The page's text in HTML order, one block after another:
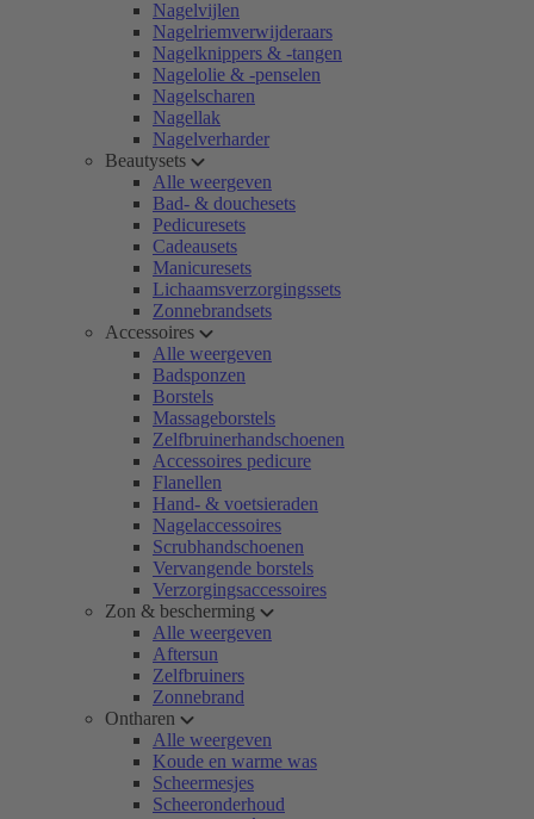
Nagelvijlen
Nagelriemverwijderaars
Nagelknippers & -tangen
Nagelolie & -penselen
Nagelscharen
Nagellak
Nagelverharder
Beautysets
Alle weergeven
Bad- & douchesets
Pedicuresets
Cadeausets
Manicuresets
Lichaamsverzorgingssets
Zonnebrandsets
Accessoires
Alle weergeven
Badsponzen
Borstels
Massageborstels
Zelfbruinerhandschoenen
Accessoires pedicure
Flanellen
Hand- & voetsieraden
Nagelaccessoires
Scrubhandschoenen
Vervangende borstels
Verzorgingsaccessoires
Zon & bescherming
Alle weergeven
Aftersun
Zelfbruiners
Zonnebrand
Ontharen
Alle weergeven
Koude en warme was
Scheermesjes
Scheeronderhoud